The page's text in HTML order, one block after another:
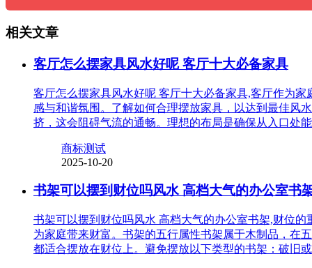
相关文章
客厅怎么摆家具风水好呢 客厅十大必备家具
客厅怎么摆家具风水好呢 客厅十大必备家具,客厅作为
感与和谐氛围。了解如何合理摆放家具，以达到最佳风
挤，这会阻碍气流的通畅。理想的布局是确保从入口处
商标测试
2025-10-20
书架可以摆到财位吗风水 高档大气的办公室书
书架可以摆到财位吗风水 高档大气的办公室书架,财位
为家庭带来财富。书架的五行属性书架属于木制品，在
都适合摆放在财位上。避免摆放以下类型的书架：破旧